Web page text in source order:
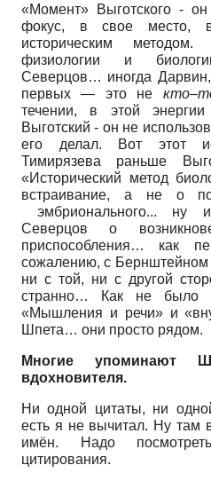
«Момент» Выготского -
фокус, в свое место,
историческим
физиологии и
Северцов… иногда
первых — это не
течении, в этой
Выготский - он не
его делал. Вот этот
Тимирязева раньше
«Исторический метод
встраивание, а не о
эмбрионального... ну
Северцов о
приспособления… как
сожалению, с Бернштейном
ни с той, ни с другой
странно… Как не было
«Мышления и речи» и
Шпета… они просто рядом.
Многие упоминают
вдохновителя.
Ни одной цитаты, ни
есть я не вычитал. Ну там
имён. Надо
цитирования.